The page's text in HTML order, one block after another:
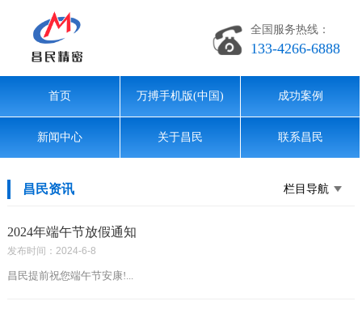
全国服务热线：
133-4266-6888
首页 万搏手机版(中国) 成功案例
新闻中心 关于昌民 联系昌民
栏目导航
昌民资讯
2024年端午节放假通知
发布时间：2024-6-8
昌民提前祝您端午节安康!...